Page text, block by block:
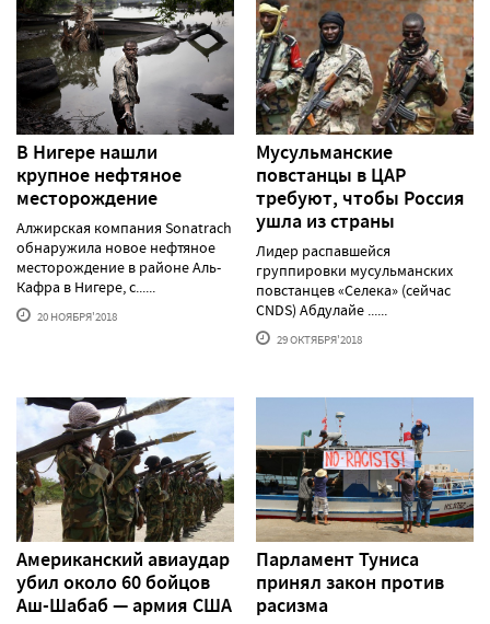
В Нигере нашли
крупное нефтяное
месторождение
Алжирская компания Sonatrach
обнаружила новое нефтяное
месторождение в районе Аль-
Кафра в Нигере, с......
20 НОЯБРЯ'2018
Мусульманские
повстанцы в ЦАР
требуют, чтобы Россия
ушла из страны
Лидер распавшейся
группировки мусульманских
повстанцев «Селека» (сейчас
CNDS) Абдулайе ......
29 ОКТЯБРЯ'2018
Американский авиаудар
убил около 60 бойцов
Аш-Шабаб — армия США
Парламент Туниса
принял закон против
расизма